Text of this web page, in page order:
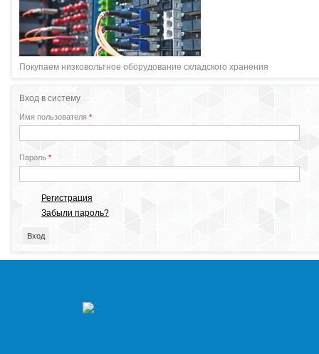
Покупаем низковольтное оборудование складского хранения
Вход в систему
Имя пользователя *
Пароль *
Регистрация
Забыли пароль?